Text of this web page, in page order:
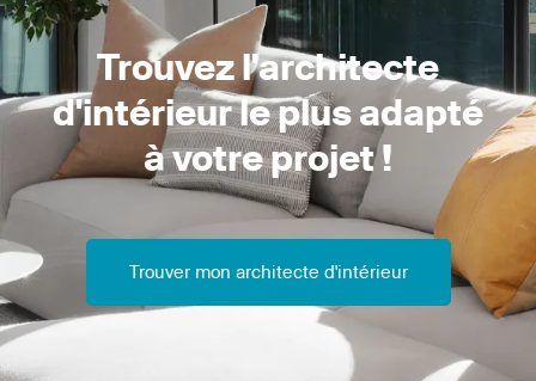
Trouvez l'architecte
d'intérieur le plus adapté
à votre projet !
Trouver mon architecte d'intérieur